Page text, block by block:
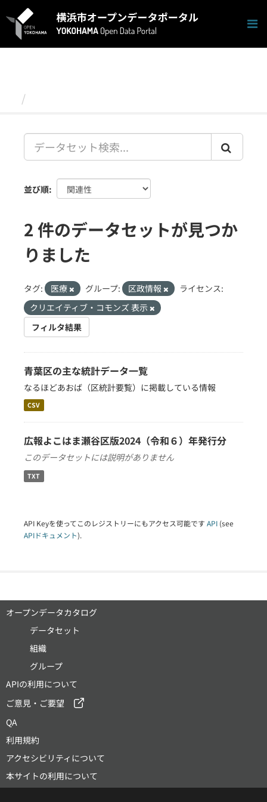
キ
並び順
2 件のデータセットが見つか
りました
タグ: 医療 グループ: 区政情報
ライセンス:
クリエイティブ・コモンズ 表示
フィルタ結果
青葉区の主な統計データ一覧
なるほどあおば（区統計要覧）に掲載している情報
CSV
広報よこはま瀬谷区版2024（令和６）年発行分
このデータセットには説明がありません
TXT
API Keyを使ってこのレジストリーにもアクセス可能です API (see
APIドキュメント).
オープンデータカタログ
データセット
組織
グループ
APIの利用について
ご意見・ご要望
QA
利用規約
アクセシビリティについて
本サイトの利用について